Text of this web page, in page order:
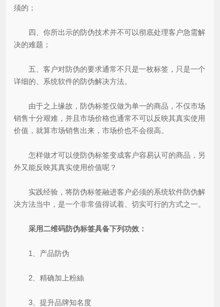
须的；
四、你所出示的防伪技术并不可以彻底处理客户急需解
决的难题；
五、客户对防伪的要求通常不只是一枚标签，只是一个
详细的、系统软件的防伪解决方法。
由于之上缘故，防伪标签仅做为单一的商品，不仅市场
销售十分艰难，并且市场价格也通常不可以反映其真实使用
价值，就算市场销售出来，市场价也不会很高。
怎样做才可以使防伪标签变成客户容易认可的商品，另
外又能反映其真实使用价值呢？
实践经验，将防伪标签融进客户必须的系统软件防伪解
决方法当中，是一个非常值得试着、切实可行的方式之一。
采用二维码防伪标签具备下列功效：
1、产品防伪
2、精确加上粉絲
3、提升品牌知名度